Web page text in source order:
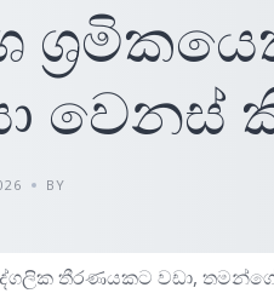
වෙනස්
BY
තීරණයකට වඩා,